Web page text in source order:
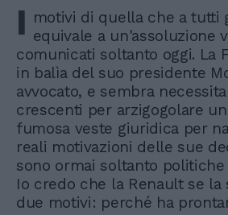
I motivi di quella che a tutti
equivale a un'assoluzione
comunicati soltanto oggi. La
in balìa del suo presidente
avvocato, e sembra
crescenti per arzigogolare
fumosa veste giuridica per
reali motivazioni delle sue
sono ormai soltanto
Io credo che la Renault se la
due motivi: perché ha